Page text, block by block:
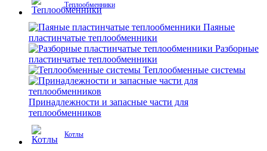
Теплообменники
Паяные
пластинчатые теплообменники
Разборные
пластинчатые теплообменники
Теплообменные системы
Принадлежности и запасные части для
теплообменников
Котлы